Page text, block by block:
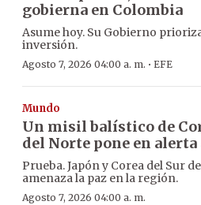
gobierna en Colombia
Asume hoy. Su Gobierno
inversión.
Agosto 7, 2026 04:00 a. m. · EFE
Mundo
Un misil balístico de
del Norte pone en alerta
Prueba. Japón y Corea del Sur
amenaza la paz en la región.
Agosto 7, 2026 04:00 a. m.